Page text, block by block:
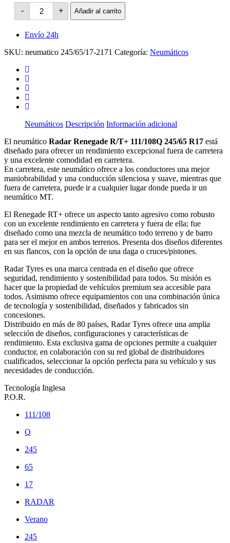
-
RADAR
Renegade
R/T+
-111/108Q
cantidad
+ Añadir al carrito
Envío 24h
SKU: neumatico 245/65/17-2171 Categoría: Neumáticos
Neumáticos Descripción Información adicional
El neumático Radar Renegade R/T+ 111/108Q 245/65 R17 está
diseñado para ofrecer un rendimiento excepcional fuera de carretera
y una excelente comodidad en carretera.
En carretera, este neumático ofrece a los conductores una mejor
maniobrabilidad y una conducción silenciosa y suave, mientras que
fuera de carretera, puede ir a cualquier lugar donde pueda ir un
neumático MT.
El Renegade RT+ ofrece un aspecto tanto agresivo como robusto
con un excelente rendimiento en carretera y fuera de ella; fue
diseñado como una mezcla de neumático todo terreno y de barro
para ser el mejor en ambos terrenos. Presenta dos diseños diferentes
en sus flancos, con la opción de una daga o cruces/pistones.
Radar Tyres es una marca centrada en el diseño que ofrece
seguridad, rendimiento y sostenibilidad para todos. Su misión es
hacer que la propiedad de vehículos premium sea accesible para
todos. Asimismo ofrece equipamientos con una combinación única
de tecnología y sostenibilidad, diseñados y fabricados sin
concesiones.
Distribuido en más de 80 países, Radar Tyres ofrece una amplia
selección de diseños, configuraciones y características de
rendimiento. Esta exclusiva gama de opciones permite a cualquier
conductor, en colaboración con su red global de distribuidores
cualificados, seleccionar la opción perfecta para su vehículo y sus
necesidades de conducción.
Tecnología Inglesa
P.O.R.
111/108
Q
245
65
17
RADAR
Verano
245